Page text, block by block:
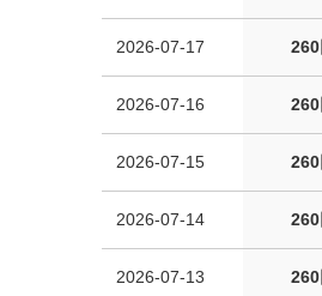
2026-07-17 260
2026-07-16 260
2026-07-15 260
2026-07-14 260
2026-07-13 260